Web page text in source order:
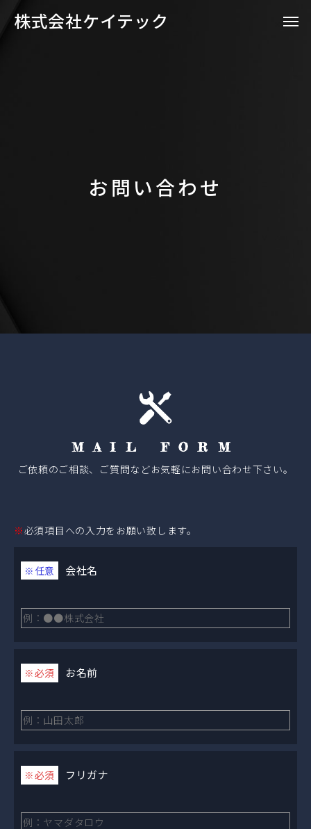
株式会社ケイテック
お問い合わせ
MAIL FORM
ご依頼のご相談、ご質問などお気軽にお問い合わせ下さい。
※必須項目への入力をお願い致します。
※任意 会社名
※必須 お名前
※必須 フリガナ